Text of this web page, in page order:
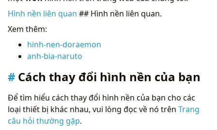
Hình nền liên quan ## Hình nền liên quan.
Xem thêm:
hinh-nen-doraemon
anh-bia-naruto
Cách thay đổi hình nền của bạn
Để tìm hiểu cách thay đổi hình nền của bạn cho các
loại thiết bị khác nhau, vui lòng đọc về nó trên Trang
câu hỏi thường gặp.